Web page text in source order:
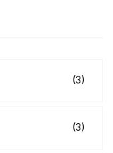
(3)
(3)